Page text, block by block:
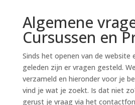
Algemene
Cursussen en
Sinds het openen van de website
geleden zijn er vragen gesteld.
verzameld en hieronder voor je
vind je wat je zoekt. Is dat niet
gerust je vraag via het